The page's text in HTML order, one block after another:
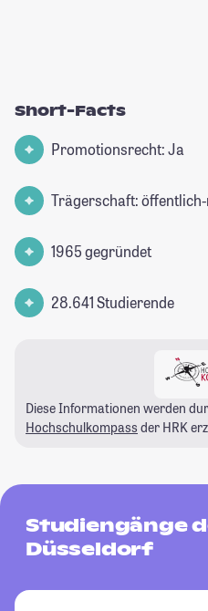
Short-Facts
Promotionsrecht: Ja
Trägerschaft:
1965 gegründet
28.641 Studierende
Diese Informationen werden
Hochschulkompass der HRK
Studiengänge
Düsseldorf